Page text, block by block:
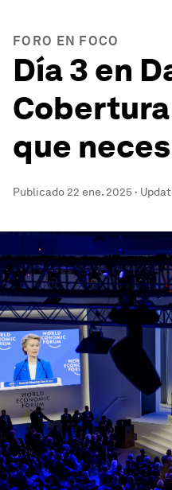
FORO EN FOCO
Día 3 en
que
Publicado22 ene. 2025 ·